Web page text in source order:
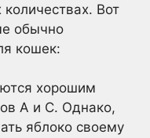
Вот
обычно
кошек:
хорошим
А и С. Однако,
яблоко своему